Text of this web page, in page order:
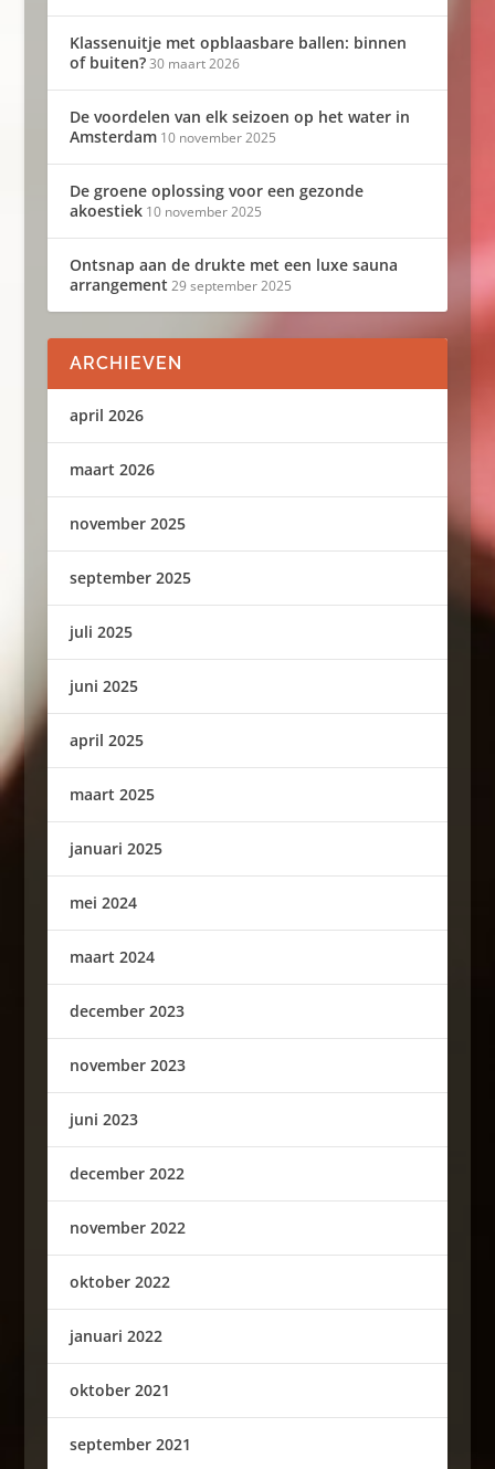
Klassenuitje met opblaasbare ballen: binnen
of buiten? 30 maart 2026
De voordelen van elk seizoen op het water in
Amsterdam 10 november 2025
De groene oplossing voor een gezonde
akoestiek 10 november 2025
Ontsnap aan de drukte met een luxe sauna
arrangement 29 september 2025
ARCHIEVEN
april 2026
maart 2026
november 2025
september 2025
juli 2025
juni 2025
april 2025
maart 2025
januari 2025
mei 2024
maart 2024
december 2023
november 2023
juni 2023
december 2022
november 2022
oktober 2022
januari 2022
oktober 2021
september 2021